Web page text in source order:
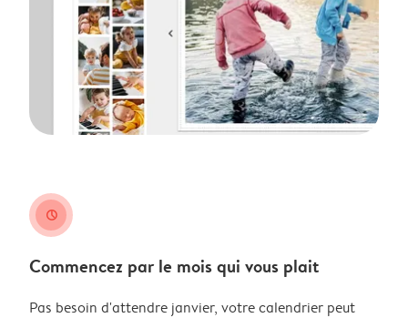
clock
Commencez par le mois qui vous plait
Pas besoin d'attendre janvier, votre calendrier peut